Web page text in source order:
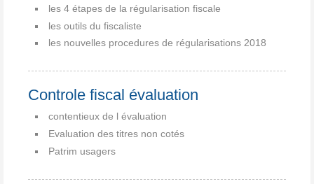
les 4 étapes de la régularisation fiscale
les outils du fiscaliste
les nouvelles procedures de régularisations 2018
Controle fiscal évaluation
contentieux de l évaluation
Evaluation des titres non cotés
Patrim usagers